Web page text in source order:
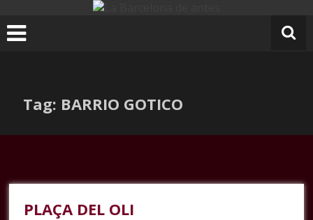
al
contenido
Tag: BARRIO GOTICO
PLAÇA DEL OLI